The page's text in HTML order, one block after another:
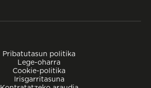
Pribatutasun politika
Lege-oharra
Cookie-politika
Irisgarritasuna